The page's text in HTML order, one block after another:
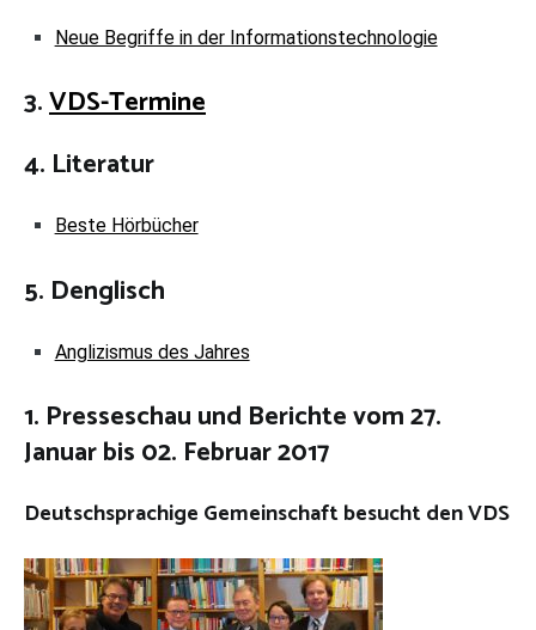
Neue Begriffe in der Informationstechnologie
3.VDS-Termine
4. Literatur
Beste Hörbücher
5. Denglisch
Anglizismus des Jahres
1. Presseschau und Berichte vom 27.
Januar bis 02. Februar 2017
Deutschsprachige Gemeinschaft besucht den VDS